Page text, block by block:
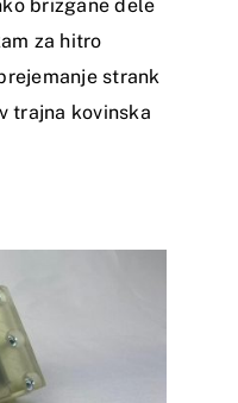
brizgane dele
za hitro
strank
trajna kovinska